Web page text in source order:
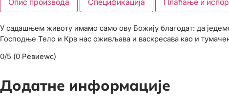
У садашњем животу имамо само ову Божију благодат: да
Господње Тело и Крв нас оживљава и васкресава као и
0/5 (0 Ревиеwс)
Додатне информације